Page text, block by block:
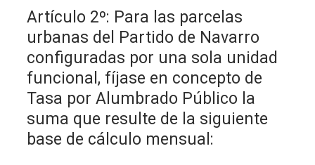
Artículo 2º: Para las parcelas
urbanas del Partido de Navarro
configuradas por una sola unidad
funcional, fíjase en concepto de
Tasa por Alumbrado Público la
suma que resulte de la siguiente
base de cálculo mensual: